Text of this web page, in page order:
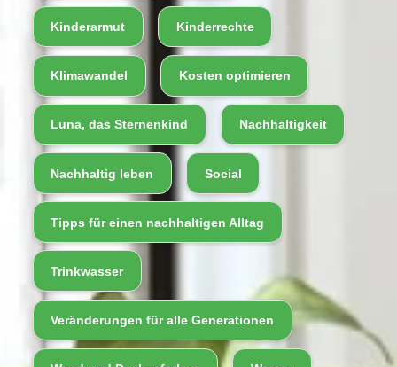
Kinderarmut Kinderrechte
Klimawandel Kosten optimieren
Luna, das Sternenkind Nachhaltigkeit
Nachhaltig leben Social
Tipps für einen nachhaltigen Alltag
Trinkwasser
Veränderungen für alle Generationen